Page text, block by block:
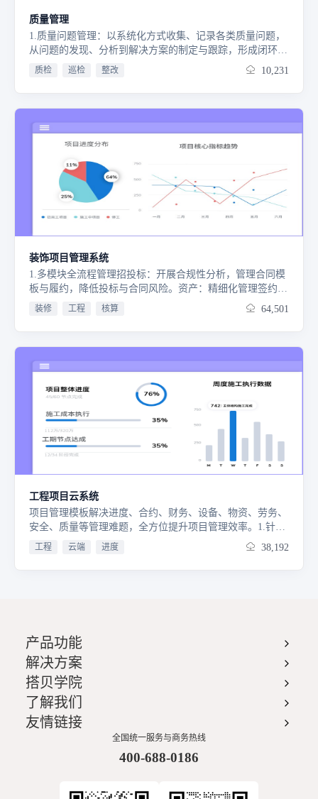
质量管理
1.质量问题管理：以系统化方式收集、记录各类质量问题，
从问题的发现、分析到解决方案的制定与跟踪，形成闭环管
理，为企业持续改进产品质量提供有力支撑。2.IQC 来料检
验：聚焦于原材料及零部件的质量把控，通过预设检验标准
合质量要求，从源头降低质量风险。3.PQC 工序检验：在生
产过程中的各关键工序节点，依据既定标准实施检验，及时
发现生产过程中的质量波动，以便采取措施纠正，保障生产
流程的稳定性与产品质量的一致性。4.FQC 产品检验：在产
品组装完成后，对成品进行全面检验，涵盖功能、性能、外
观等多方面，确保交付的产品符合质量标准与客户期望。
5.OQC 发退货检验：在产品发货前再次抽检，确认产品质
量；同时，对退货产品进行详细检验，分析退货原因，为改
进产品质量提供依据。6.库存检验：定期对库存产品进行抽
检，查看产品在存储过程中的质量状况，确保库存产品质量
质检 巡检 整改 10,231
装饰项目管理系统
1.多模块全流程管理招投标：开展合规性分析，管理合同模
板与履约，降低投标与合同风险。资产：精细化管理签约主
体、客户、项目、报价、合同等资产信息，实现资产数据全
维度追溯。2.项目与日常运营管控项目管理：全流程覆盖任
进。日常工作：实现工作完成情况可视化、人员调度高效
化、设备检修及时化及人员结构动态化管理。3.材料与供应
链优化全周期管理供应商、材料、采购、库存等环节，优化
供应链流程，确保材料供应与库存健康。4.售后与财务精细
化售后：快速处理工单，开展客户回访，提升客户满意度。
财务：整合劳务、人员、合同账款等数据，实现财务全链路
管控，助力成本控制与资金规划。
装修 工程 核算 64,501
工程项目云系统
项目管理模板解决进度、合约、财务、设备、物资、劳务、
安全、质量等管理难题，全方位提升项目管理效率。1.针对
性管理项目，实时了解所负责项目的任务情况，手头再多项
目也不怕；2.合约管理，以合同为抓手，按照类别管理合
等情况；6.让懂项目的人做应用，真正0代码，一线施工人
员无需额外培训，快速上手；7.多终端可用，个人短信、微
信、邮箱、组织钉钉全打通，应用之间数据互通。
工程 云端 进度 38,192
产品功能
解决方案
搭贝学院
了解我们
友情链接
全国统一服务与商务热线
400-688-0186